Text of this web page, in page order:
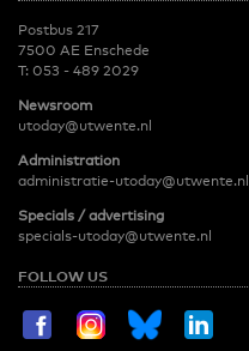
Postbus 217
7500 AE Enschede
T: 053 - 489 2029
Newsroom
utoday@utwente.nl
Administration
administratie-utoday@utwente.nl
Specials / advertising
specials-utoday@utwente.nl
FOLLOW US